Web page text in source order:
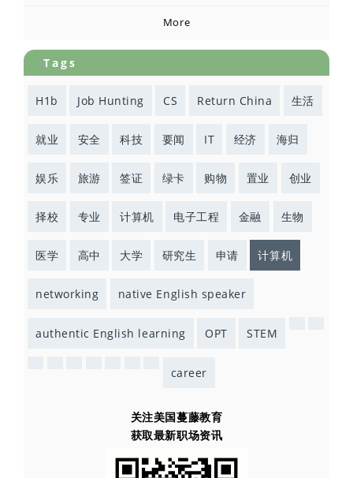
More
Tags
H1b Job Hunting CS Return China 生活
就业 安全 科技 要闻 IT 经济 海归
娱乐 旅游 签证 绿卡 购物 置业 创业
择校 专业 计算机 电子工程 金融 生物
医学 高中 大学 研究生 申请 计算机
networking native English speaker
authentic English learning OPT STEM
career
关注美国蔓藤教育
获取最新职场资讯